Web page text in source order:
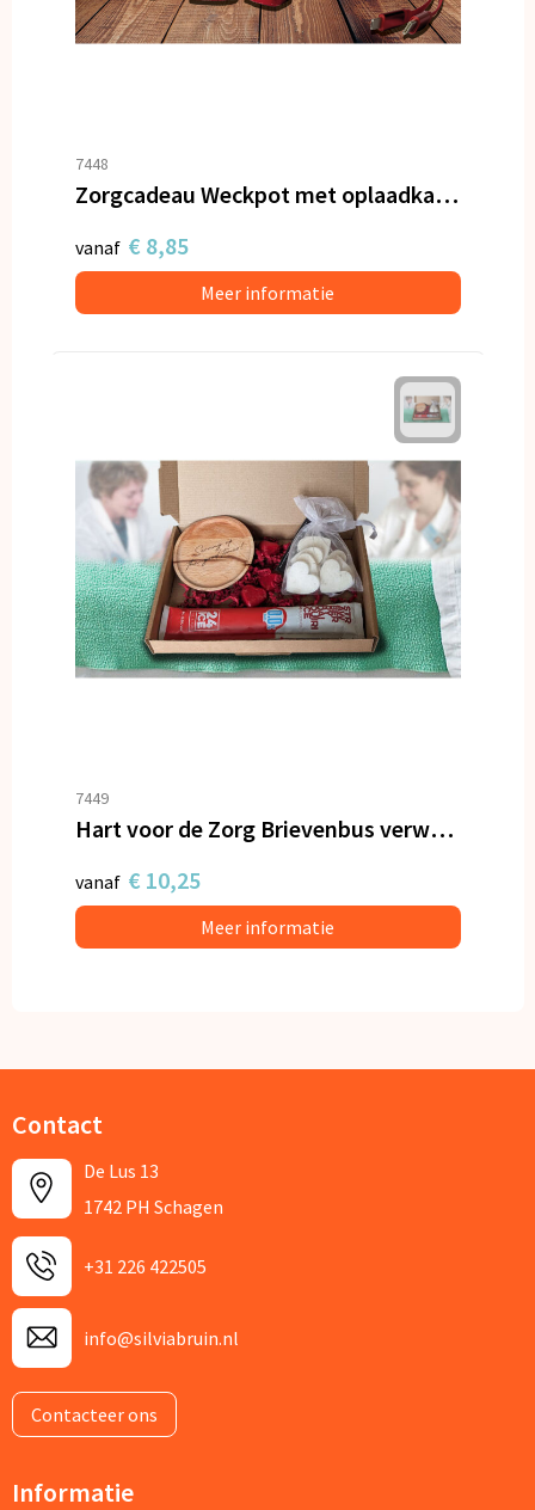
7448
Zorgcadeau Weckpot met oplaadkabel en hartjes
vanaf € 8,85
Meer informatie
7449
Hart voor de Zorg Brievenbus verwenpakket
vanaf € 10,25
Meer informatie
Contact
De Lus 13
1742 PH Schagen
+31 226 422505
info@silviabruin.nl
Contacteer ons
Informatie